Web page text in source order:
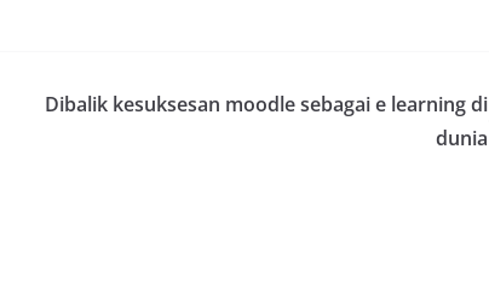
Dibalik kesuksesan moodle sebagai e learning di
dunia